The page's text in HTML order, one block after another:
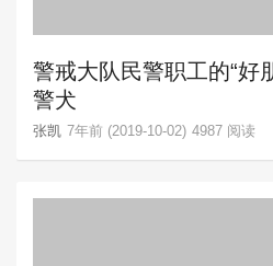
警戒大队民警职工的“
警犬
张凯 7年前 (2019-10-02) 4987 阅读